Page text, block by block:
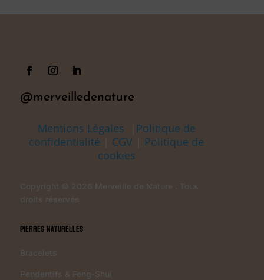
@merveilledenature
Mentions Légales
Politique de
confidentialité
CGV
Politique de
cookies
Copyright © 2026 Merveille de Nature . Tous
droits réservés
Pierres Naturelles
Bracelets
Pendentifs & Feng-Shui